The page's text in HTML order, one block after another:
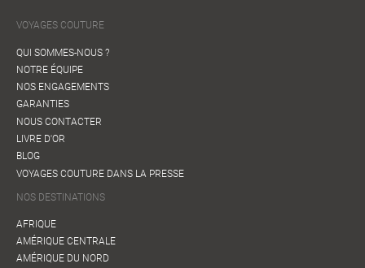
VOYAGES COUTURE
QUI SOMMES-NOUS ?
NOTRE ÉQUIPE
NOS ENGAGEMENTS
GARANTIES
NOUS CONTACTER
LIVRE D'OR
BLOG
VOYAGES COUTURE DANS LA PRESSE
NOS DESTINATIONS
AFRIQUE
AMÉRIQUE CENTRALE
AMÉRIQUE DU NORD